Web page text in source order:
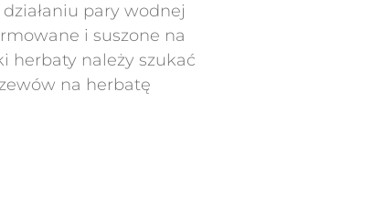
pary wodnej
i suszone na
herbaty należy szukać
na herbatę